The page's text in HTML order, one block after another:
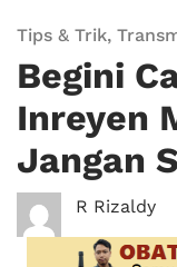
Tips & Trik,
Begini
Inreyen
Jangan
R Rizaldy